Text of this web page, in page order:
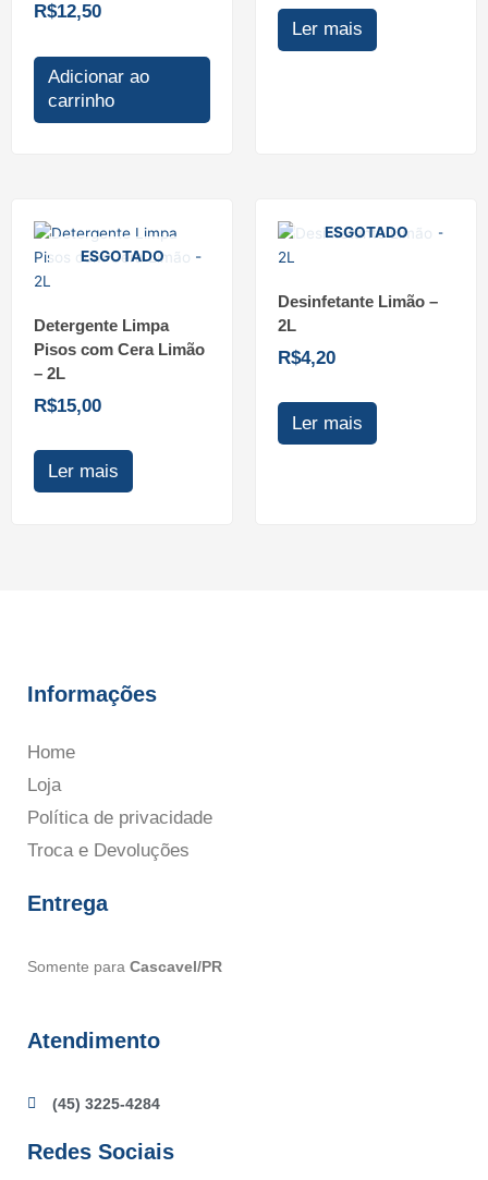
R$12,50
Adicionar ao
carrinho
Ler mais
ESGOTADO
Detergente Limpa
Pisos com Cera Limão
– 2L
R$15,00
Ler mais
ESGOTADO
Desinfetante Limão –
2L
R$4,20
Ler mais
Informações
Home
Loja
Política de privacidade
Troca e Devoluções
Entrega
Somente para Cascavel/PR
Atendimento
(45) 3225-4284
Redes Sociais